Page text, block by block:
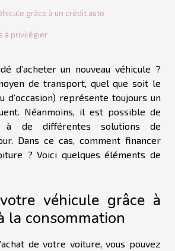
grâce à un crédit auto
à privilégier
d’acheter un nouveau véhicule ?
de transport, quel que soit le
d’occasion) représente toujours un
Néanmoins, il est possible de
à de différentes solutions de
Dans ce cas, comment financer
? Voici quelques éléments de
véhicule grâce à
la consommation
de votre voiture, vous pouvez